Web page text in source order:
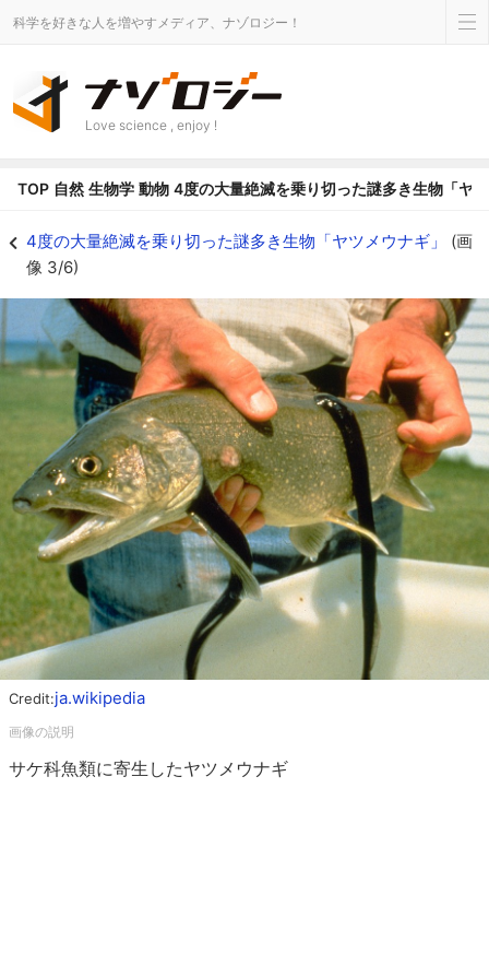
科学を好きな人を増やすメディア、ナゾロジー！
Love science , enjoy !
TOP 自然 生物学 動物 4度の大量絶滅を乗り切った謎多き生物「ヤ
4度の大量絶滅を乗り切った謎多き生物「ヤツメウナギ」 (画
像 3/6)
Credit:ja.wikipedia
サケ科魚類に寄生したヤツメウナギ